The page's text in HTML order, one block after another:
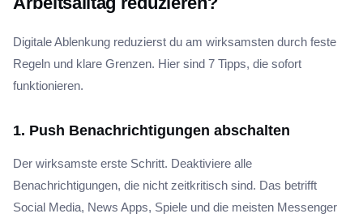
Digitale Ablenkung reduzierst du am wirksamsten durch feste
Regeln und klare Grenzen. Hier sind 7 Tipps, die sofort
funktionieren.
1. Push Benachrichtigungen abschalten
Der wirksamste erste Schritt. Deaktiviere alle
Benachrichtigungen, die nicht zeitkritisch sind. Das betrifft
Social Media, News Apps, Spiele und die meisten Messenger